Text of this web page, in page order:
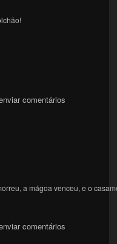
comentários
a mágoa venceu, e o
comentários